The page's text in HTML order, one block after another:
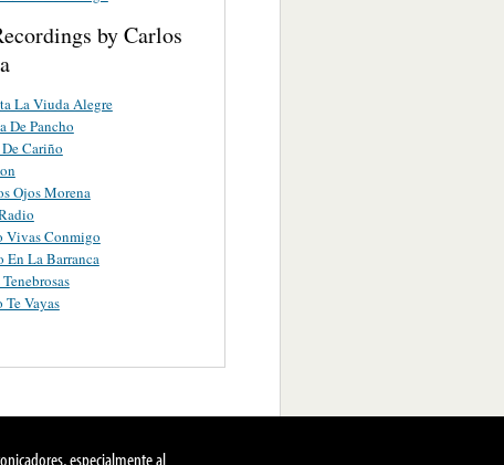
by Carlos
La Viuda Alegre
De Pancho
Cariño
Ojos Morena
Vivas Conmigo
En La Barranca
Te Vayas
especialmente al